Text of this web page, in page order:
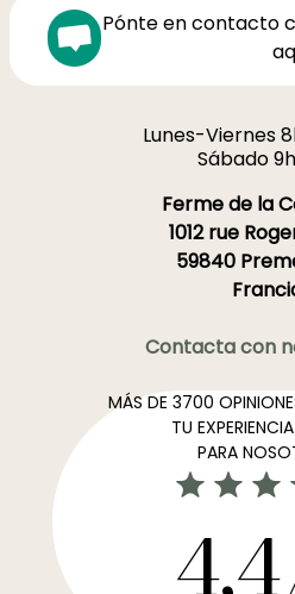
Pónte en contacto
Lunes-Viernes
Sábado
Ferme de la
1012 rue
59840
Contacta con
MÁS DE 3700
TU
PARA